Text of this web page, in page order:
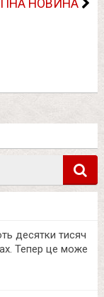
НОВИНА
десятки тисяч
Тепер це може